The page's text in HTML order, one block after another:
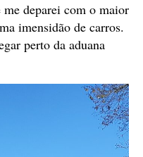
deparei com o maior
imensidão de carros.
perto da aduana